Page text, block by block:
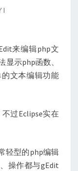
来编辑php文
示php函数、
文本编辑功能
过Eclipse实在
轻型的php编辑
操作都与gEdit